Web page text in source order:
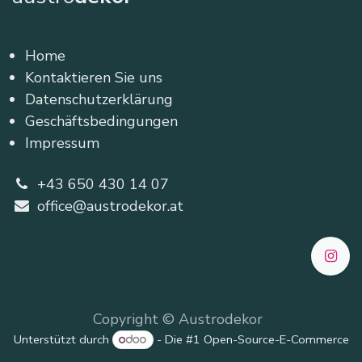
Home
Kontaktieren Sie uns
Datenschutzerklärung
Geschäftsbedingungen
Impressum
+43 650 430 14 07
office@austrodekor.at
Copyright © Austrodekor
Unterstützt durch - Die #1 Open-Source-E-Commerce